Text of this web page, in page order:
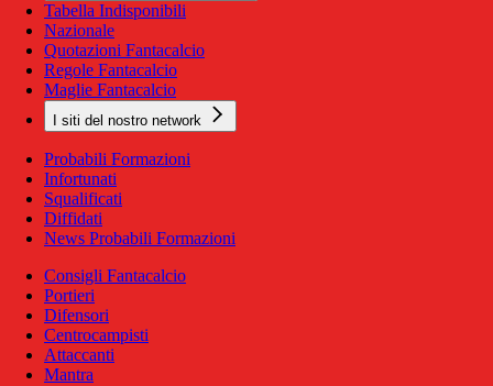
Tabella Indisponibili
Nazionale
Quotazioni Fantacalcio
Regole Fantacalcio
Maglie Fantacalcio
I siti del nostro network
Probabili Formazioni
Infortunati
Squalificati
Diffidati
News Probabili Formazioni
Consigli Fantacalcio
Portieri
Difensori
Centrocampisti
Attaccanti
Mantra